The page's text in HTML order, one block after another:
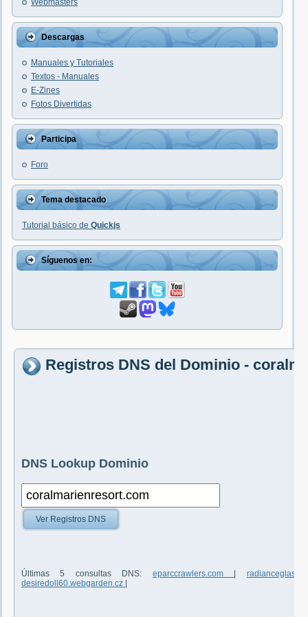
Webmasters
Descargas
Manuales y Tutoriales
Textos - Manuales
E-Zines
Fotos Divertidas
Participa
Foro
Tema destacado
Tutorial básico de Quickjs
Síguenos en:
Registros DNS del Dominio -
DNS Lookup Dominio
Ver Registros DNS
Últimas 5 consultas DNS: eparccrawlers.com
desiredoll60.webgarden.cz